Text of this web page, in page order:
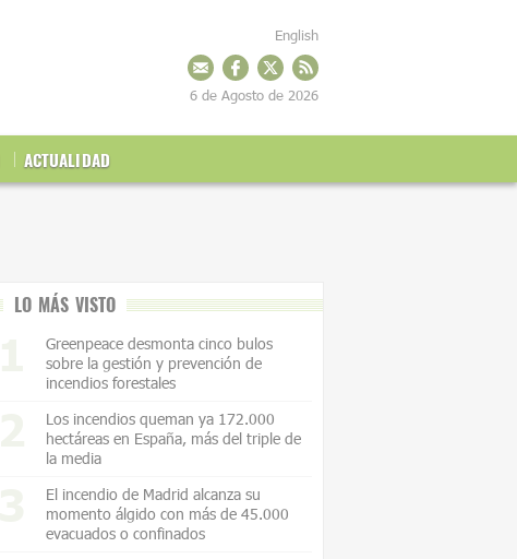
ACTUALIDAD
English
6 de Agosto de 2026
LO MÁS VISTO
Greenpeace desmonta cinco bulos
sobre la gestión y prevención de
incendios forestales
Los incendios queman ya 172.000
hectáreas en España, más del triple de
la media
El incendio de Madrid alcanza su
momento álgido con más de 45.000
evacuados o confinados